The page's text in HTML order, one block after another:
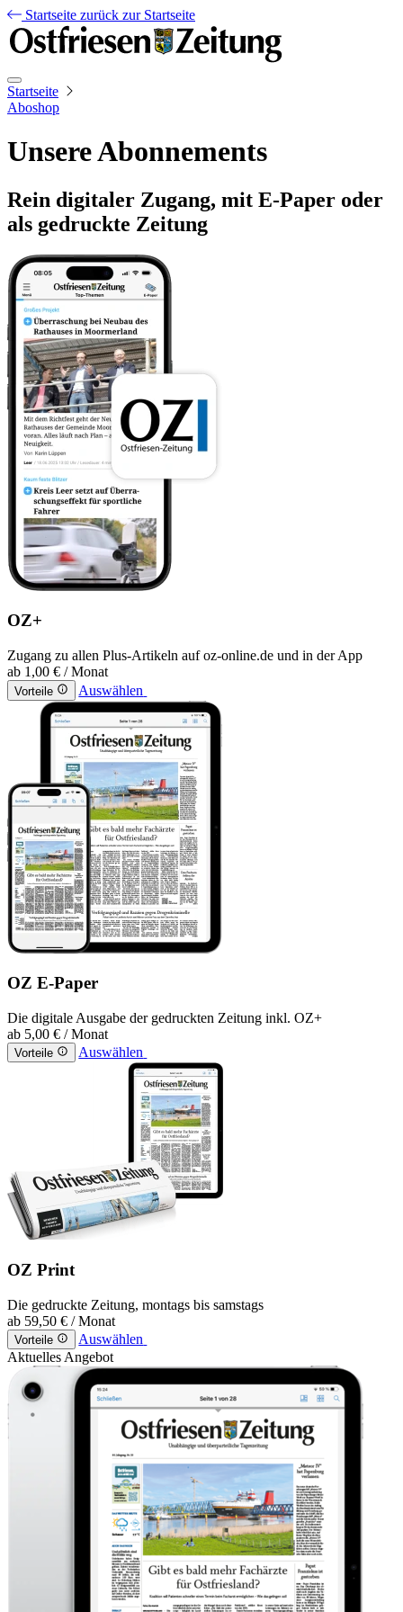
Startseite zurück zur Startseite
Startseite
Aboshop
Unsere Abonnements
Rein digitaler Zugang, mit E-Paper oder
als gedruckte Zeitung
OZ+
Zugang zu allen Plus-Artikeln auf oz-online.de und in der App
ab 1,00 € / Monat
Vorteile Auswählen
OZ E-Paper
Die digitale Ausgabe der gedruckten Zeitung inkl. OZ+
ab 5,00 € / Monat
Vorteile Auswählen
OZ Print
Die gedruckte Zeitung, montags bis samstags
ab 59,50 € / Monat
Vorteile
Auswählen
Aktuelles Angebot